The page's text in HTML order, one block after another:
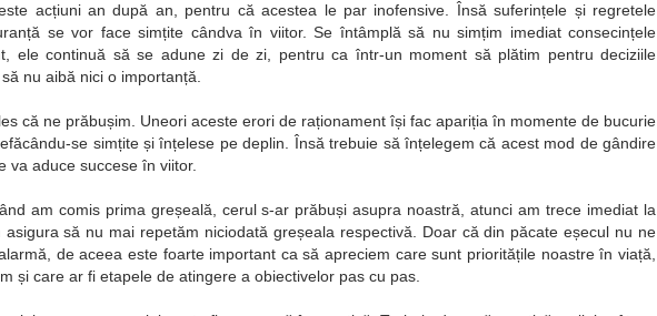
acțiuni an după an, pentru că acestea le par inofensive. Însă suferințele și regretele
se vor face simțite cândva în viitor. Se întâmplă să nu simțim imediat consecințele
ele continuă să se adune zi de zi, pentru ca într-un moment să plătim pentru deciziile
nu aibă nici o importanță.
că ne prăbușim. Uneori aceste erori de raționament își fac apariția în momente de bucurie
se simțite și înțelese pe deplin. Însă trebuie să înțelegem că acest mod de gândire
va aduce succese în viitor.
am comis prima greșeală, cerul s-ar prăbuși asupra noastră, atunci am trece imediat la
să nu mai repetăm niciodată greșeala respectivă. Doar că din păcate eșecul nu ne
de aceea este foarte important ca să apreciem care sunt prioritățile noastre în viață,
și care ar fi etapele de atingere a obiectivelor pas cu pas.